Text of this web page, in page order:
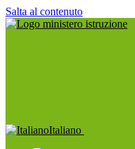
Salta al contenuto
Italiano